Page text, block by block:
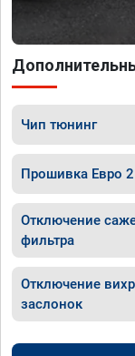
Чип тюнинг
Прошивка Евро 2
Отключение
фильтра
Отключение
заслонок